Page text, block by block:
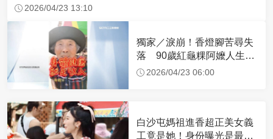
2026/04/23 13:10
獨家／淚崩！香燈腳苦尋失
落 90歲紅龜粿阿嬤人生謝
幕2026/04/23 06:00
白沙屯媽祖進香超正美女義
工竟是她！身份曝光是最美